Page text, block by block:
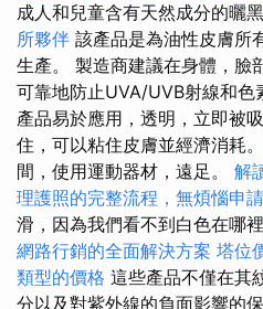
成人和兒童含有天然成分的曬
所夥伴 該產品是為油性皮膚所
生產。 製造商建議在身體，臉
可靠地防止UVA/UVB射線和
產品易於應用，透明，立即被
住，可以粘住皮膚並經濟消耗
間，使用運動器材，遠足。 解
理護照的完整流程，無煩惱申請
滑，因為我們看不到白色在哪
網路行銷的全面解決方案 塔位
類型的價格 這些產品不僅在其
分以及對紫外線的負面影響的